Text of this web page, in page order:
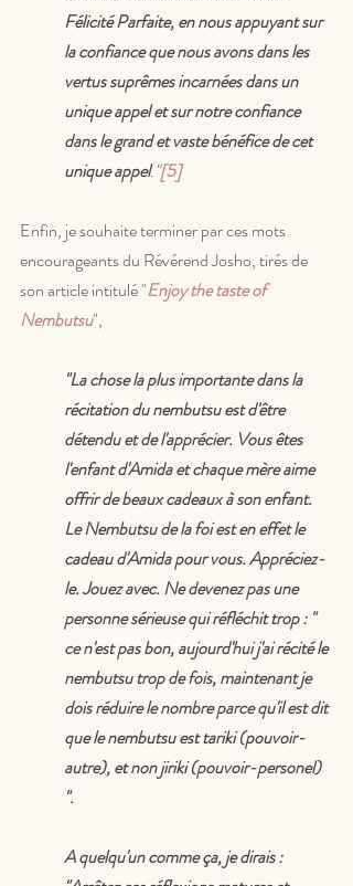
Félicité Parfaite, en nous appuyant sur
la confiance que nous avons dans les
vertus suprêmes incarnées dans un
unique appel et sur notre confiance
dans le grand et vaste bénéfice de cet
unique appel."[5]
Enfin, je souhaite terminer par ces mots
encourageants du Révérend Josho, tirés de
son article intitulé "Enjoy the taste of
Nembutsu",
"La chose la plus importante dans la
récitation du nembutsu est d'être
détendu et de l'apprécier. Vous êtes
l'enfant d'Amida et chaque mère aime
offrir de beaux cadeaux à son enfant.
Le Nembutsu de la foi est en effet le
cadeau d'Amida pour vous. Appréciez-
le. Jouez avec. Ne devenez pas une
personne sérieuse qui réfléchit trop : "
ce n'est pas bon, aujourd'hui j'ai récité le
nembutsu trop de fois, maintenant je
dois réduire le nombre parce qu'il est dit
que le nembutsu est tariki (pouvoir-
autre), et non jiriki (pouvoir-personel)
".
A quelqu'un comme ça, je dirais :